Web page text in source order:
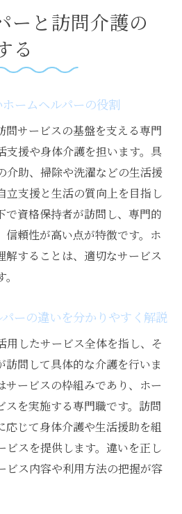
ーと訪問介護の
る
ームヘルパーの役割
問サービスの基盤を支える専門
支援や身体介護を担います。具
介助、掃除や洗濯などの生活援
立支援と生活の質向上を目指し
で資格保持者が訪問し、専門的
信頼性が高い点が特徴です。ホ
解することは、適切なサービス
ーの違いを分かりやすく解説
用したサービス全体を指し、そ
訪問して具体的な介護を行いま
サービスの枠組みであり、ホー
スを実施する専門職です。訪問
応じて身体介護や生活援助を組
ビスを提供します。違いを正し
ビス内容や利用方法の把握が容